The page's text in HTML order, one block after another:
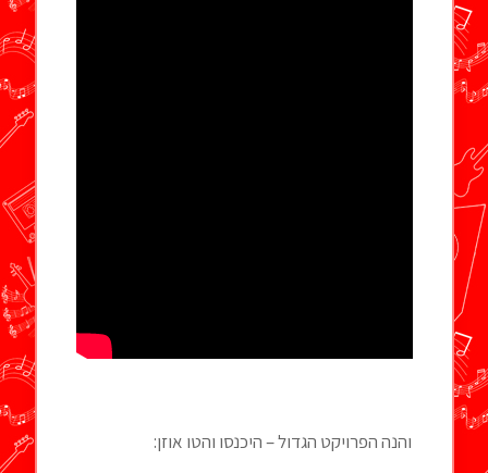
והנה הפרויקט הגדול – היכנסו והטו אוזן: